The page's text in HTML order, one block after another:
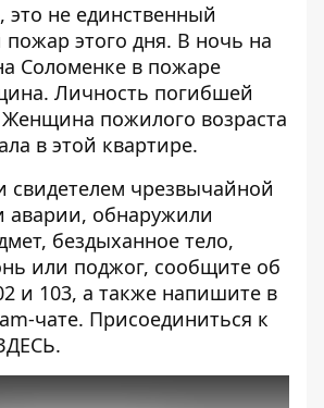
не единственный
этого дня. В ночь на
Соломенке в пожаре
. Личность погибшей
Женщина пожилого возраста
в этой квартире.
свидетелем чрезвычайной
аварии, обнаружили
бездыханное тело,
или поджог, сообщите об
и 103, а также напишите в
чате. Присоединиться к
.